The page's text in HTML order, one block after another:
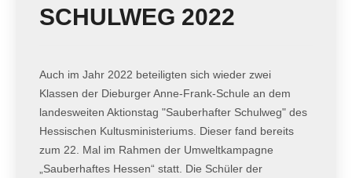
SCHULWEG 2022
Auch im Jahr 2022 beteiligten sich wieder zwei
Klassen der Dieburger Anne-Frank-Schule an dem
landesweiten Aktionstag "Sauberhafter Schulweg" des
Hessischen Kultusministeriums. Dieser fand bereits
zum 22. Mal im Rahmen der Umweltkampagne
„Sauberhaftes Hessen“ statt. Die Schüler der